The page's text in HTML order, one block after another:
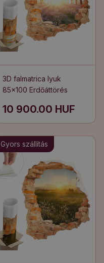
3D falmatrica lyuk
85x100 Erdőáttörés
10 900.00 HUF
Gyors szállítás